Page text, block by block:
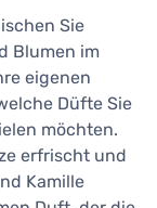
Sie
Blumen im
eigenen
Düfte Sie
möchten.
erfrischt und
Kamille